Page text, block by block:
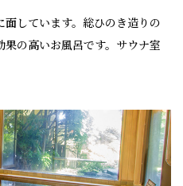
しています。 総ひのき造りの
の高いお風呂です。 サウナ室